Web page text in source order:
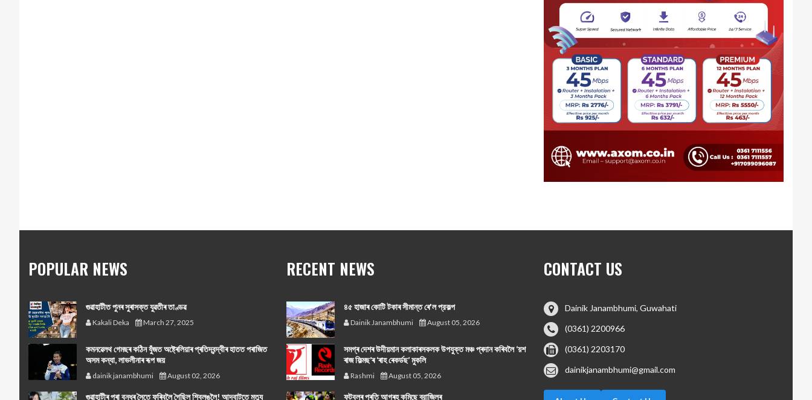
POPULAR NEWS
গুৱাহাটীত পুনৰ সুৰাসক্ত যুৱতীৰ তাণ্ডৱ
Kakali Deka March 27, 2025
কমনৱেলথ গেমছৰ কঠিন যুঁজত অষ্ট্ৰেলিয়াৰ প্ৰতিদ্বন্দ্বীৰ হাতত পৰাজিত
অসম কন্যা, লাভলীনাৰ ৰূপ জয়
dainik janambhumi August 02, 2026
গুৱাহাটীৰ পৰা বন্ধুৰ সৈতে ফুৰিবলৈ গৈছিল শ্বিলঙলৈ! আদবাটতে মৃত্যু
RECENT NEWS
৪৫ হাজাৰ কোটি টকাৰ সীমান্ত ৰে'ল প্রকল্প
Dainik Janambhumi August 05, 2026
সমগ্ৰ দেশৰ উদীয়মান কলাকাৰসকলক উপযুক্ত মঞ্চ প্ৰদান কৰিবলৈ ‘য়শ
ৰাজ ফিল্মছ’ৰ ‘ৰাহ ৰেকৰ্ডছ’ মুকলি
Rashmi August 05, 2026
ফুটবলৰ প্ৰতি আগ্ৰহ কমিছে ব্রাজিলৰ
CONTACT US
Dainik Janambhumi, Guwahati
(0361) 2200966
(0361) 2203170
dainikjanambhumi@gmail.com